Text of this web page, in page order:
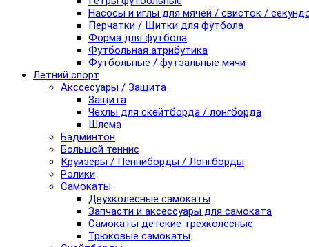
Насосы и иглы для мячей / свисток /
Перчатки / Щитки для футбола
Форма для футбола
Футбольная атрибутика
Футбольные / футзальные мячи
Летний спорт
Акссесуары / Защита
Защита
Чехлы для скейтборда / лонгборда
Шлема
Бадминтон
Большой теннис
Круизеры / Пенниборды / Лонгборды
Ролики
Самокаты
Двухколесные самокаты
Запчасти и аксессуары для самоката
Самокаты детские трехколесные
Трюковые самокаты